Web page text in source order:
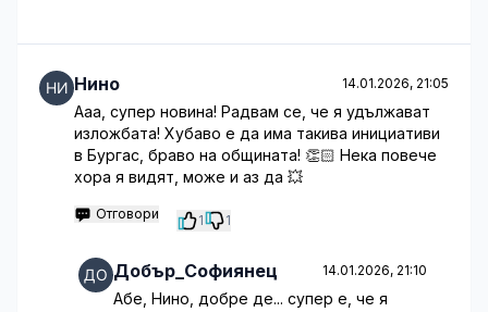
Нино 14.01.2026, 21:05
Ааа, супер новина! Радвам се, че я удължават
изложбата! Хубаво е да има такива инициативи
в Бургас, браво на общината! 👏🏻 Нека повече
хора я видят, може и аз да 💥
Отговори 1 1
Добър_Софиянец 14.01.2026, 21:10
Абе, Нино, добре де... супер е, че я